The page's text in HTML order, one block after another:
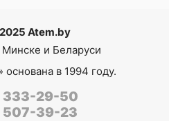
Atem.by
и Беларуси
основана в 1994 году.
333-29-50
507-39-23